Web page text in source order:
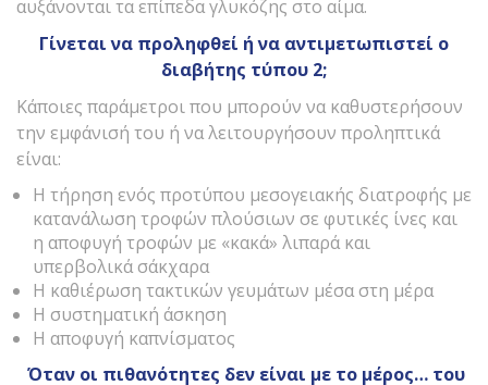
αυξάνονται τα επίπεδα γλυκόζης στο αίμα.
Γίνεται να προληφθεί ή να αντιμετωπιστεί ο
διαβήτης τύπου 2;
Κάποιες παράμετροι που μπορούν να καθυστερήσουν
την εμφάνισή του ή να λειτουργήσουν προληπτικά
είναι:
Η τήρηση ενός προτύπου μεσογειακής διατροφής με
κατανάλωση τροφών πλούσιων σε φυτικές ίνες και
η αποφυγή τροφών με «κακά» λιπαρά και
υπερβολικά σάκχαρα
Η καθιέρωση τακτικών γευμάτων μέσα στη μέρα
Η συστηματική άσκηση
Η αποφυγή καπνίσματος
Όταν οι πιθανότητες δεν είναι με το μέρος… του